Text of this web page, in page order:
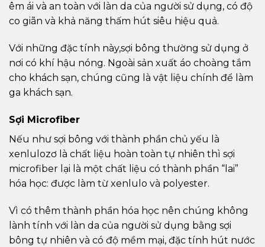
êm ái và an toàn với làn da của người sử dụng, có độ
co giãn và khả năng thấm hút siêu hiệu quả.
Với những đặc tính này,sợi bông thường sử dụng ở
nơi có khí hậu nóng. Ngoài sản xuất áo choàng tắm
cho khách sạn, chúng cũng là vật liệu chính để làm
ga khách sạn.
Sợi Microfiber
Nếu như sợi bông với thành phần chủ yếu là
xenlulozơ là chất liệu hoàn toàn tự nhiên thì sợi
microfiber lại là một chất liệu có thành phần “lai”
hóa học: được làm từ xenlulo và polyester.
Vì có thêm thành phần hóa học nên chúng không
lành tính với làn da của người sử dụng bằng sợi
bông tự nhiên và có độ mềm mại, đặc tính hút nước